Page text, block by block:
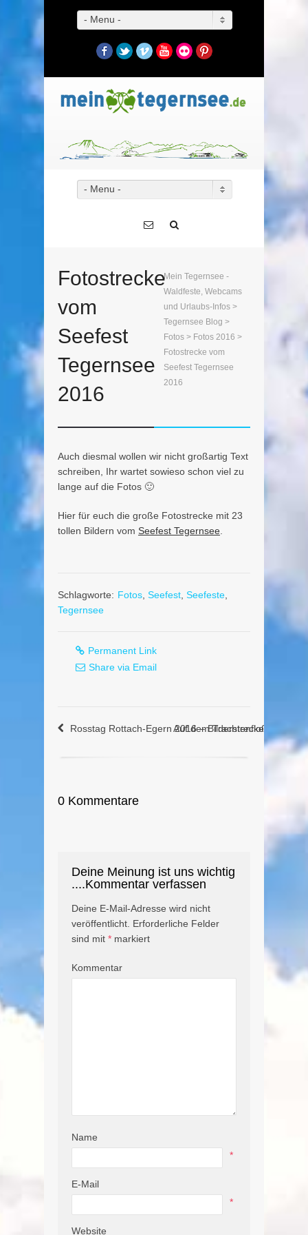
- Menu -
Facebook
TwitterVimeoYouTube
FlickrPinterest
- Menu -
Fotostrecke
vom
Seefest
Tegernsee
2016
Mein Tegernsee -
Waldfeste, Webcams
und Urlaubs-Infos >
Tegernsee Blog >
Fotos > Fotos 2016 >
Fotostrecke vom
Seefest Tegernsee
2016
Auch diesmal wollen wir nicht großartig Text
schreiben, Ihr wartet sowieso schon viel zu
lange auf die Fotos 🙂
Hier für euch die große Fotostrecke mit 23
tollen Bildern vom Seefest Tegernsee
Schlagworte: Fotos Seefest Seefeste
Tegernsee
Permanent Link
Share via Email
Rosstag Rottach-Egern 2016 – Bilderstrecke
Auf dem Trachtenfloß zum
0 Kommentare
Deine Meinung ist uns wichtig
....Kommentar verfassen
Deine E-Mail-Adresse wird nicht
veröffentlicht. Erforderliche Felder
sind mit * markiert
Kommentar
Name
*
E-Mail
*
Website